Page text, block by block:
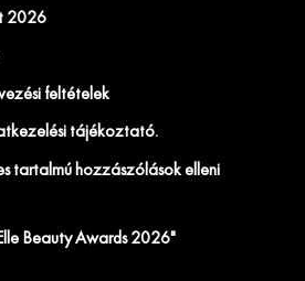
2026
feltételek
tájékoztató.
tartalmú hozzászólások elleni
Beauty Awards 2026"